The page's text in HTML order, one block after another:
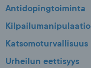
Antidopingtoiminta
Kilpailumanipulaatio
Katsomoturvallisuus
Urheilun eettisyys